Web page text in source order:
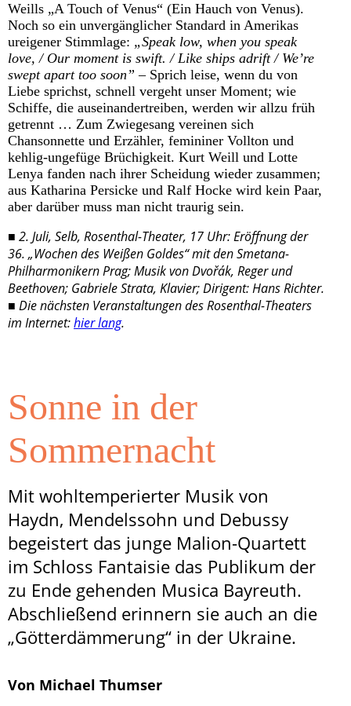
Weills „A Touch of Venus“ (Ein Hauch von Venus).
Noch so ein unvergänglicher Standard in Amerikas
ureigener Stimmlage: „Speak low, when you speak
love, / Our moment is swift. / Like ships adrift / We’re
swept apart too soon” – Sprich leise, wenn du von
Liebe sprichst, schnell vergeht unser Moment; wie
Schiffe, die auseinandertreiben, werden wir allzu früh
getrennt … Zum Zwiegesang vereinen sich
Chansonnette und Erzähler, femininer Vollton und
kehlig-ungefüge Brüchigkeit. Kurt Weill und Lotte
Lenya fanden nach ihrer Scheidung wieder zusammen;
aus Katharina Persicke und Ralf Hocke wird kein Paar,
aber darüber muss man nicht traurig sein.
■ 2. Juli, Selb, Rosenthal-Theater, 17 Uhr: Eröffnung der
36. „Wochen des Weißen Goldes“ mit den Smetana-
Philharmonikern Prag; Musik von Dvořák, Reger und
Beethoven; Gabriele Strata, Klavier; Dirigent: Hans Richter.
■ Die nächsten Veranstaltungen des Rosenthal-Theaters
im Internet:hier lang.
Sonne in der
Sommernacht
Mit wohltemperierter Musik von
Haydn, Mendelssohn und Debussy
begeistert das junge Malion-Quartett
im Schloss Fantaisie das Publikum der
zu Ende gehenden Musica Bayreuth.
Abschließend erinnern sie auch an die
„Götterdämmerung“ in der Ukraine.
Von Michael Thumser